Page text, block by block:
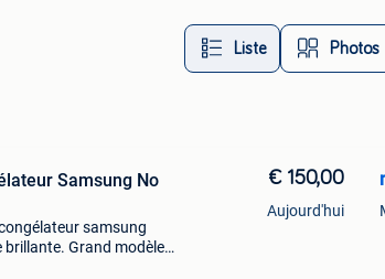
Liste Photos
Samsung No
samsung
Grand modèle
€ 150,00
Aujourd'hui